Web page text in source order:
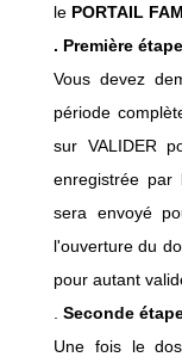
le PORTAIL
. Première
Vous devez
période
sur VALIDER
enregistrée par
sera envoyé
l'ouverture du
pour autant
Seconde
Une fois le